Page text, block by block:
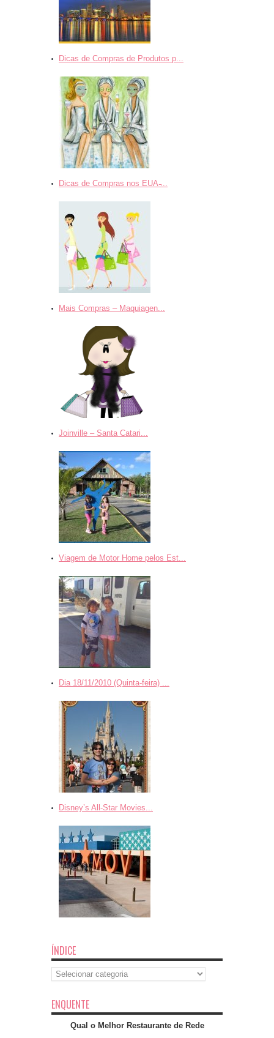
Dicas de Compras de Produtos p...
Dicas de Compras nos EUA ̵...
Mais Compras – Maquiagen...
Joinville – Santa Catari...
Viagem de Motor Home pelos Est...
Dia 18/11/2010 (Quinta-feira) ...
Disney’s All-Star Movies...
ÍNDICE
Índice
ENQUENTE
Qual o Melhor Restaurante de Rede